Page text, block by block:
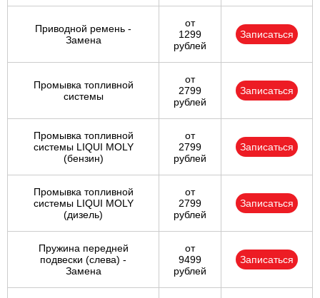
Приводной ремень -
Замена
от
1299
рублей
Записаться
Промывка топливной
системы
от
2799
рублей
Записаться
Промывка топливной
системы LIQUI MOLY
(бензин)
от
2799
рублей
Записаться
Промывка топливной
системы LIQUI MOLY
(дизель)
от
2799
рублей
Записаться
Пружина передней
подвески (слева) -
Замена
от
9499
рублей
Записаться